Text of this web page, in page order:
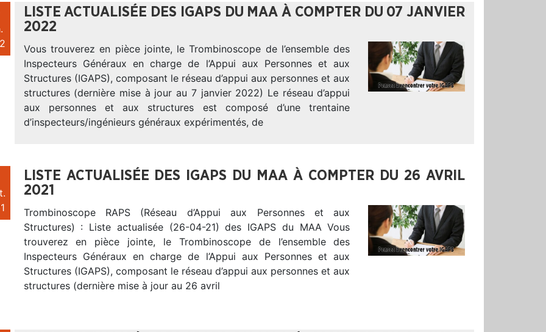
LISTE ACTUALISÉE DES IGAPS DU MAA À COMPTER DU 07 JANVIER
2022
Vous trouverez en pièce jointe, le Trombinoscope de l’ensemble des
Inspecteurs Généraux en charge de l’Appui aux Personnes et aux
Structures (IGAPS), composant le réseau d’appui aux personnes et aux
structures (dernière mise à jour au 7 janvier 2022) Le réseau d’appui
aux personnes et aux structures est composé d’une trentaine
d’inspecteurs/ingénieurs généraux expérimentés, de
LISTE ACTUALISÉE DES IGAPS DU MAA À COMPTER DU 26 AVRIL
2021
Trombinoscope RAPS (Réseau d’Appui aux Personnes et aux
Structures) : Liste actualisée (26-04-21) des IGAPS du MAA Vous
trouverez en pièce jointe, le Trombinoscope de l’ensemble des
Inspecteurs Généraux en charge de l’Appui aux Personnes et aux
Structures (IGAPS), composant le réseau d’appui aux personnes et aux
structures (dernière mise à jour au 26 avril